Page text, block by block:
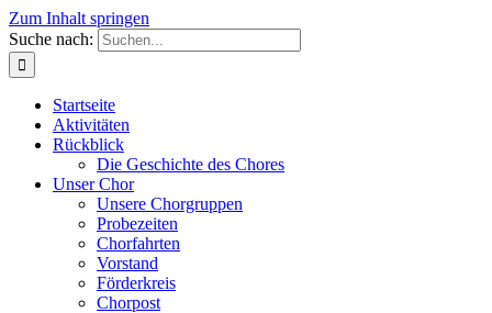
Zum Inhalt springen
Suche nach:
Startseite
Aktivitäten
Rückblick
Die Geschichte des Chores
Unser Chor
Unsere Chorgruppen
Probezeiten
Chorfahrten
Vorstand
Förderkreis
Chorpost